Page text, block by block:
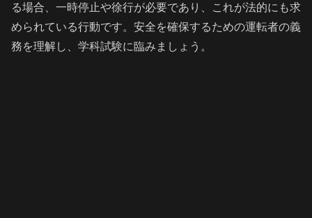
る場合、一時停止や徐行が必要であり、これが法的にも求
められている行動です。安全を確保するための運転者の義
務を理解し、学科試験に臨みましょう。